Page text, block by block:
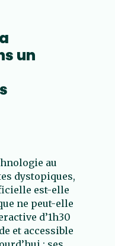
un
au
dystopiques,
est-elle
ne peut-elle
d’1h30
et accessible